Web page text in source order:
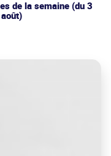
de la semaine (du 3